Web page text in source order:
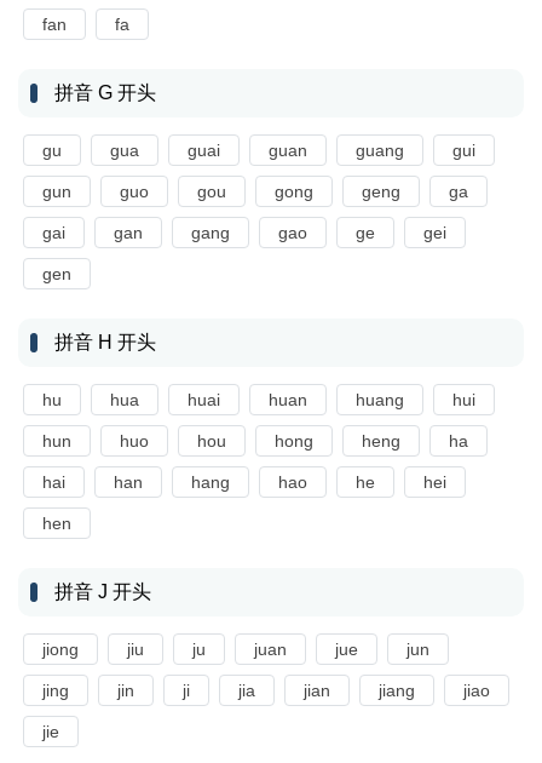
fan fa
拼音 G 开头
gu gua guai guan guang gui
gun guo gou gong geng ga
gai gan gang gao ge gei
gen
拼音 H 开头
hu hua huai huan huang hui
hun huo hou hong heng ha
hai han hang hao he hei
hen
拼音 J 开头
jiong jiu ju juan jue jun
jing jin ji jia jian jiang jiao
jie